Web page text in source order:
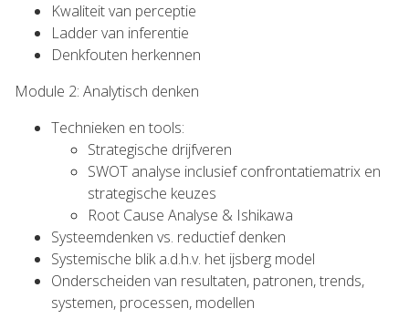
Kwaliteit van perceptie
Ladder van inferentie
Denkfouten herkennen
Module 2: Analytisch denken
Technieken en tools:
Strategische drijfveren
SWOT analyse inclusief confrontatiematrix en
strategische keuzes
Root Cause Analyse & Ishikawa
Systeemdenken vs. reductief denken
Systemische blik a.d.h.v. het ijsberg model
Onderscheiden van resultaten, patronen, trends,
systemen, processen, modellen